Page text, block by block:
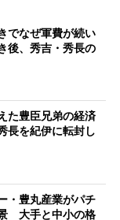
でなぜ軍費が続い
後、秀吉・秀長の
た豊臣兄弟の経済
長を紀伊に転封し
・豊丸産業がパチ
大手と中小の格